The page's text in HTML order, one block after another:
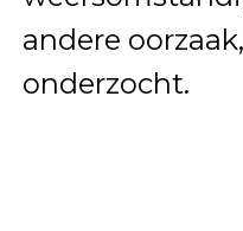
andere
onderzocht.